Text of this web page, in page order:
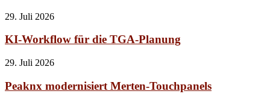
29. Juli 2026
KI-Workflow für die TGA-Planung
29. Juli 2026
Peaknx modernisiert Merten-Touchpanels